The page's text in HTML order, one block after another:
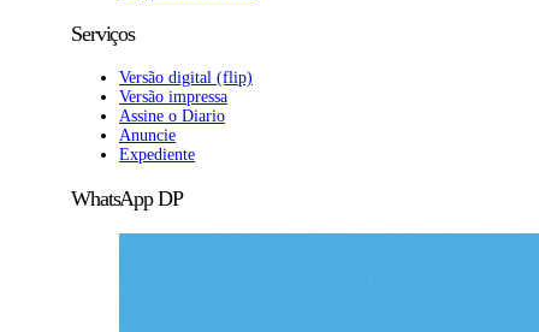
Serviços
Versão digital (flip)
Versão impressa
Assine o Diario
Anuncie
Expediente
WhatsApp DP